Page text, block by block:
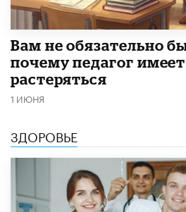
​Вам не обязательно
почему педагог
растеряться
1 ИЮНЯ
ЗДОРОВЬЕ